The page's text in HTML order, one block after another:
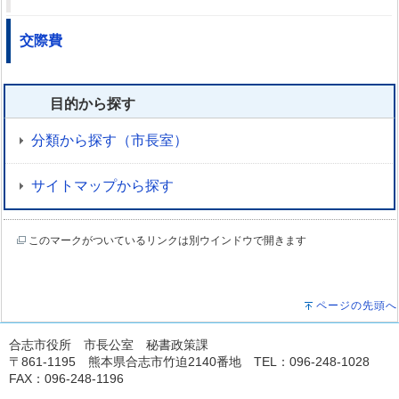
交際費
目的から探す
分類から探す（市長室）
サイトマップから探す
このマークがついているリンクは別ウインドウで開きます
ページの先頭へ
合志市役所 市長公室 秘書政策課
〒861-1195 熊本県合志市竹迫2140番地 TEL：096-248-1028
FAX：096-248-1196